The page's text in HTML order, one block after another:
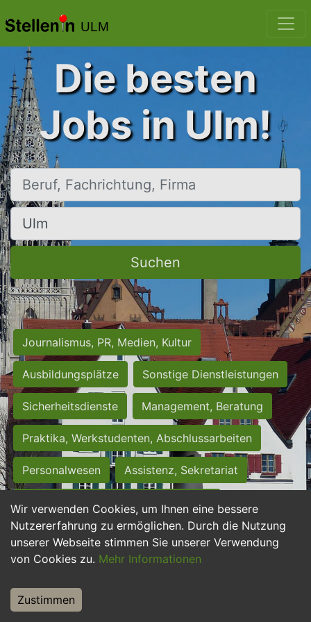
ULM
Wir verwenden Cookies, um Ihnen eine bessere
Nutzererfahrung zu ermöglichen. Durch die Nutzung
unserer Webseite stimmen Sie unserer Verwendung
von Cookies zu. Mehr Informationen
Zustimmen
Die besten
Jobs in Ulm!
Beruf, Fachrichtung, Firma
Ort, Stadt
Suchen
Journalismus, PR, Medien, Kultur
Ausbildungsplätze Sonstige Dienstleistungen
Sicherheitsdienste Management, Beratung
Praktika, Werkstudenten, Abschlussarbeiten
Personalwesen Assistenz, Sekretariat
Hilfskräfte, Aushilfs- und Nebenjobs
Einkauf, Logistik, Materialwirtschaft
Weiterbildung, Studium, duale Ausbildung
Tourismus